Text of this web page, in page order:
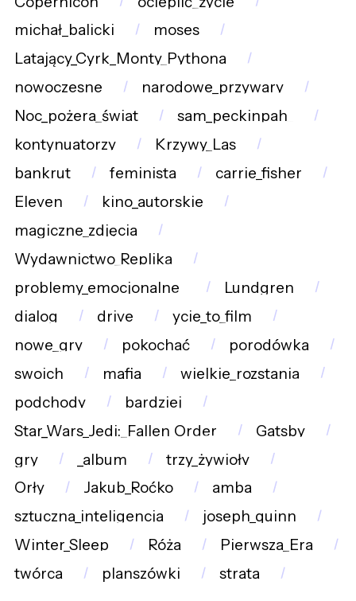
michał_balicki
moses
Latający_Cyrk_Monty_Pythona
nowoczesne
narodowe_przywary
Noc_pożera_świat
sam_peckinpah_
kontynuatorzy
Krzywy_Las
bankrut
feminista
carrie_fisher
Eleven
kino_autorskie
magiczne_zdjęcia
Wydawnictwo_Replika
problemy_emocjonalne_
Lundgren
dialog
drive
ycie_to_film
nowe_gry
pokochać
porodówka
swoich
mafia
wielkie_rozstania
podchody
bardziej
Star_Wars_Jedi:_Fallen_Order
Gatsby
gry
_album
trzy_żywioły
Orły
Jakub_Roćko
amba
sztuczna_inteligencja
joseph_quinn
Winter_Sleep
Róża
Pierwsza_Era
twórca
planszówki strata